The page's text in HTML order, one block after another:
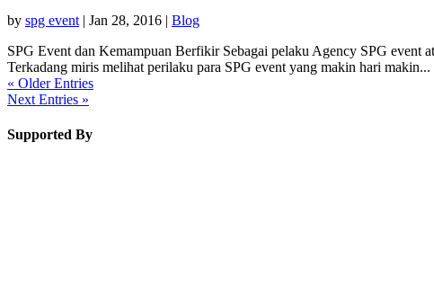
by spg event | Jan 28, 2016 | Blog
SPG Event dan Kemampuan Berfikir Sebagai pelaku Agency SPG event
Terkadang miris melihat perilaku para SPG event yang makin hari makin...
« Older Entries
Next Entries »
Supported By